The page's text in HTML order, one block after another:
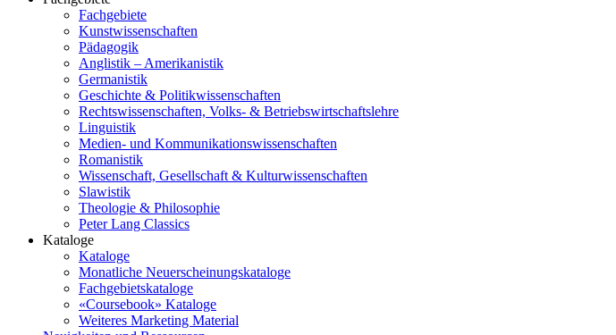
Fachgebiete
Kunstwissenschaften
Pädagogik
Anglistik – Amerikanistik
Germanistik
Geschichte & Politikwissenschaften
Rechtswissenschaften, Volks- & Betriebswirtschaftslehre
Linguistik
Medien- und Kommunikationswissenschaften
Romanistik
Wissenschaft, Gesellschaft & Kulturwissenschaften
Slawistik
Theologie & Philosophie
Peter Lang Classics
Kataloge
Kataloge
Monatliche Neuerscheinungskataloge
Fachgebietskataloge
«Coursebook» Kataloge
Weiteres Marketing Material